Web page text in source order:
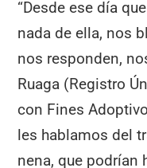
“Desde ese día
nada de ella, nos
nos responden,
Ruaga (Registro
con Fines
les hablamos del
nena, que podrían